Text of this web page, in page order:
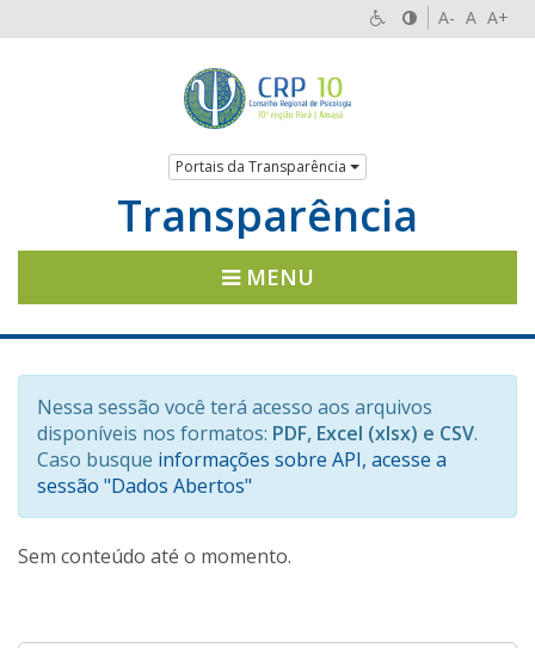
A- A A+
Portais da Transparência
Transparência
MENU
Nessa sessão você terá acesso aos arquivos
disponíveis nos formatos: PDF, Excel (xlsx) e CSV.
Caso busque informações sobre API, acesse a
sessão "Dados Abertos"
Sem conteúdo até o momento.